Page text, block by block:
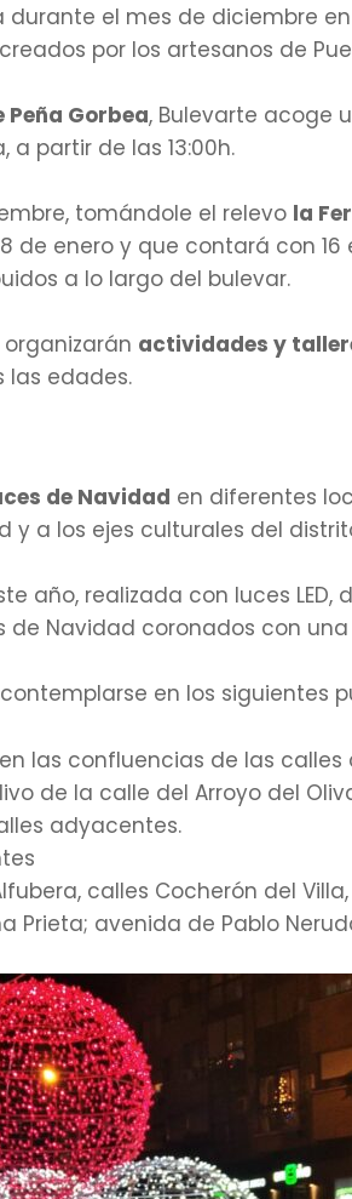
el mes de diciembre
por los artesanos de
Peña Gorbea, Bulevarte acoge
partir de las 13:00h.
tomándole el relevo la
de enero y que contará con
a lo largo del bulevar.
actividades y
las edades.
de Navidad en diferentes
y a los ejes culturales del
año, realizada con luces LED,
de Navidad coronados con
en los siguientes
las confluencias de las calles
de la calle del Arroyo del
adyacentes.
calles Cocherón del
Prieta; avenida de Pablo